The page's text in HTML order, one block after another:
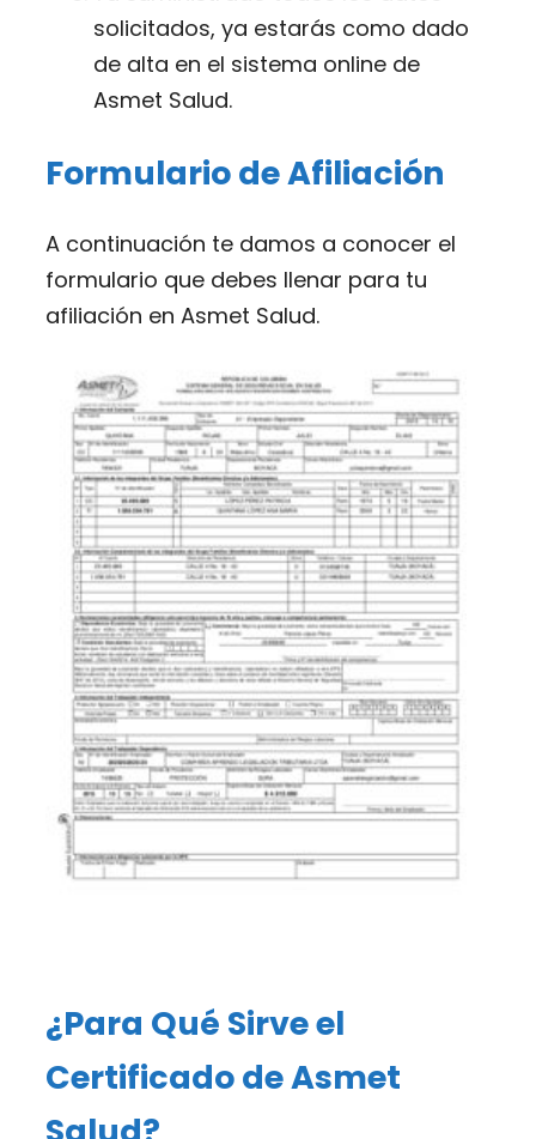
solicitados, ya estarás como dado
de alta en el sistema online de
Asmet Salud.
Formulario de Afiliación
A continuación te damos a conocer el
formulario que debes llenar para tu
afiliación en Asmet Salud.
¿Para Qué Sirve el
Certificado de Asmet